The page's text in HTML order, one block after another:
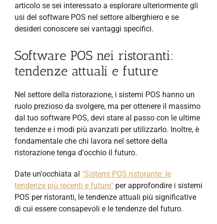
articolo se sei interessato a esplorare ulteriormente gli
usi del software POS nel settore alberghiero e se
desideri conoscere sei vantaggi specifici.
Software POS nei ristoranti:
tendenze attuali e future
Nel settore della ristorazione, i sistemi POS hanno un
ruolo prezioso da svolgere, ma per ottenere il massimo
dal tuo software POS, devi stare al passo con le ultime
tendenze e i modi più avanzati per utilizzarlo. Inoltre, è
fondamentale che chi lavora nel settore della
ristorazione tenga d'occhio il futuro.
Date un'occhiata al "Sistemi POS ristorante: le
tendenze più recenti e future" per approfondire i sistemi
POS per ristoranti, le tendenze attuali più significative
di cui essere consapevoli e le tendenze del futuro.